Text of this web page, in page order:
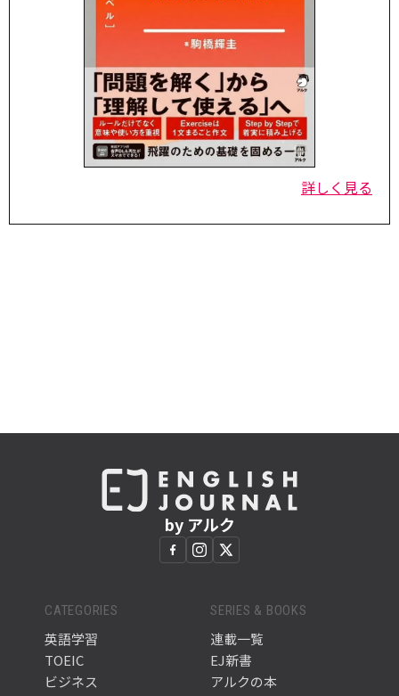
詳しく見る
by アルク
CATEGORIES
英語学習
TOEIC
ビジネス
SERIES & BOOKS
連載一覧
EJ新書
アルクの本